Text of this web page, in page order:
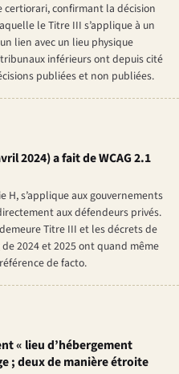
certiorari, confirmant la décision
le Titre III s’applique à un
lien avec un lieu physique
inférieurs ont depuis cité
publiées et non publiées.
2024) a fait de WCAG 2.1
H, s’applique aux gouvernements
aux défendeurs privés.
Titre III et les décrets de
2024 et 2025 ont quand même
de facto.
« lieu d’hébergement
; deux de manière étroite